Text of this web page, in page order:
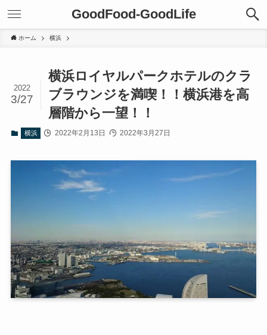
GoodFood-GoodLife
ホーム 横浜
横浜ロイヤルパークホテルのクラ
ブラウンジを満喫！！横浜港を高
層階から一望！！
2022
3/27
横浜 2022年2月13日 2022年3月27日